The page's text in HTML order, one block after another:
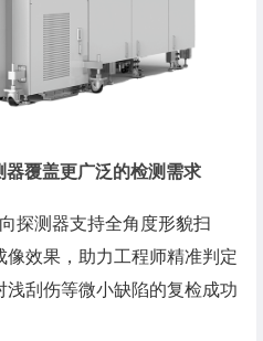
器覆盖更广泛的检测需求
探测器支持全角度形貌扫
效果，助力工程师精准判定
刮伤等微小缺陷的复检成功